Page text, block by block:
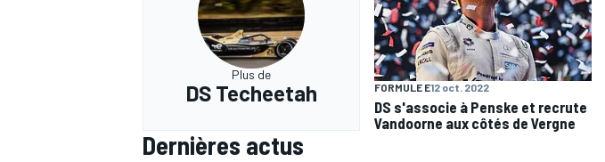
Plus de
DS Techeetah FORMULE E12 oct. 2022
DS s'associe à Penske et recrute
Vandoorne aux côtés de Vergne
Dernières actus